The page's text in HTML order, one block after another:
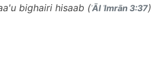
bighairi hisaab (ʾĀl ʿImrān 3:37)